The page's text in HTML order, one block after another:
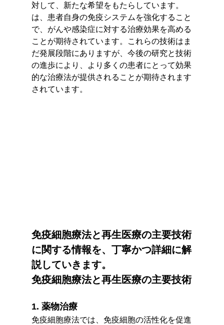
対して、新たな希望をもたらしています。
は、患者自身の免疫システムを強化すること
で、がんや感染症に対する治療効果を高める
ことが期待されています。これらの技術はま
だ発展段階にありますが、今後の研究と技術
の進歩により、より多くの患者にとって効果
的な治療法が提供されることが期待されます
されています。
免疫細胞療法と再生医療の主要技術
に関する情報を、丁寧かつ詳細に解
説していきます。
免疫細胞療法と再生医療の主要技術
1. 薬物治療
免疫細胞療法では、免疫細胞の活性化を促進